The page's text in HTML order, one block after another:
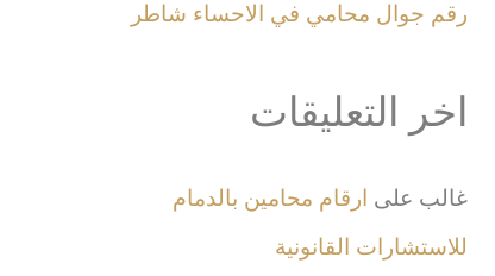
رقم جوال محامي في الاحساء شاطر
اخر التعليقات
غالب على ارقام محامين بالدمام
للاستشارات القانونية